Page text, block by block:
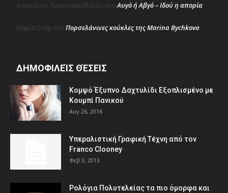
Αικατερινη Τριανταφυλλιδου στοΑυγό ή Αβγό – Ιδού η απορία
Μαρία Σταμ στο Πορσελάνινες κούκλες της Marina Bychkova
ΔΗΜΟΦΙΛΕΊΣ ΘΈΣΕΙΣ
Κομψό Έξυπνο Δαχτυλίδι Εξοπλισμένο με
Κουμπί Πανικού
Αυγ 26, 2016
Υπεραλιστική Γραφική Τέχνη από τον
Franco Clooney
Φεβ 3, 2013
Ρολόγια Πολυτελείας τα πιο όμορφα και